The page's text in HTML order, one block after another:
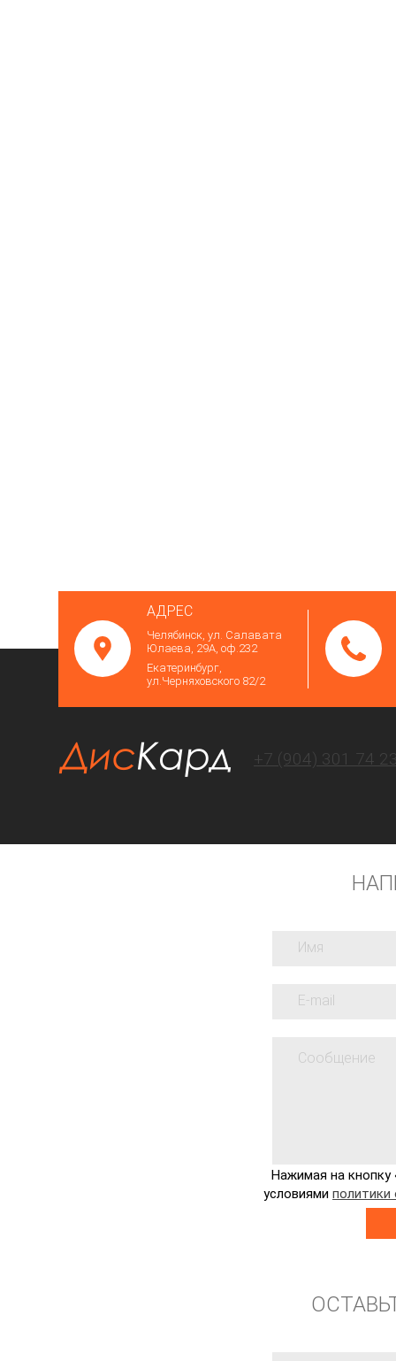
АДРЕС
Челябинск, ул. Салавата
Юлаева, 29А, оф.232
Екатеринбург,
ул.Черняховского 82/2
+7 (904) 301 74
Нажимая на кнопку
условиями политики